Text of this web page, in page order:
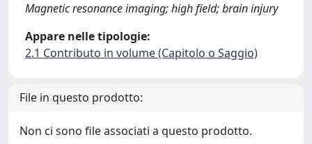
Magnetic resonance imaging; high field; brain injury
Appare nelle tipologie:
2.1 Contributo in volume (Capitolo o Saggio)
File in questo prodotto:
Non ci sono file associati a questo prodotto.